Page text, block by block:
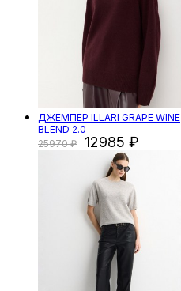
ДЖЕМПЕР ILLARI GRAPE WINE
BLEND 2.0
25970
12985